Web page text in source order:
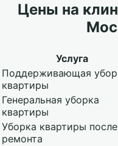
Цены на
Услуга
Поддерживающая
квартиры
Генеральная уборка
квартиры
Уборка квартиры после
ремонта